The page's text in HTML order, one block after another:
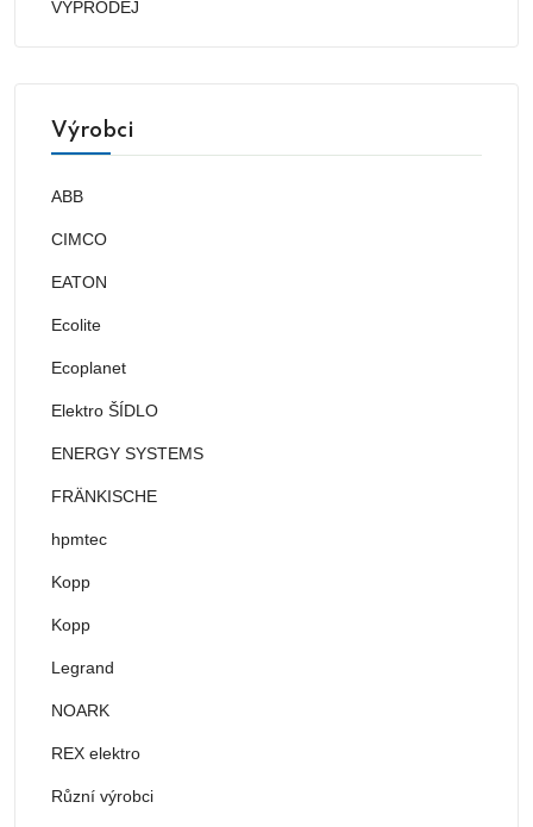
VÝPRODEJ
Výrobci
ABB
CIMCO
EATON
Ecolite
Ecoplanet
Elektro ŠÍDLO
ENERGY SYSTEMS
FRÄNKISCHE
hpmtec
Kopp
Kopp
Legrand
NOARK
REX elektro
Různí výrobci